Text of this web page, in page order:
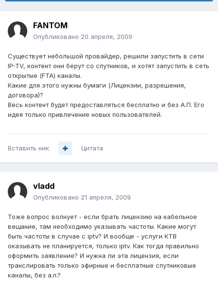
FANTOM
Опубликовано 20 апреля, 2009
Существует небольшой провайдер, решили запустить в сети
IP-TV, контент они берут со спутников, и хотят запустить в сеть
открытые (FTA) каналы.
Какие для этого нужны бумаги (Лицензии, разрешения,
договора)?
Весь контент будет предоставляться бесплатно и без А.П. Его
идея только привлечение новых пользователей.
Вставить ник Цитата
vladd
Опубликовано 21 апреля, 2009
Тоже вопрос волнует - если брать лицензию на кабельное
вещание, там необходимо указывать частоты. Какие могут
быть частоты в случае с iptv? И вообще - услуги КТВ
оказывать не планируется, только iptv. Как тогда правильно
оформить заявление? И нужна ли эта лицензия, если
транслировать только эфирные и бесплатные спутниковые
каналы, без а.п.?